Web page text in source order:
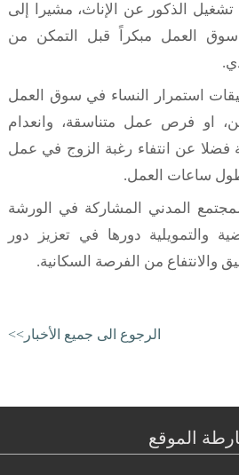
الذكور عن الإناث، مشيرا إلى
العمل مبكراً قبل التمكن من
استمرار النساء في سوق العمل
او فرص عمل متناسقة، وانعدام
فضلا عن انتفاء رغبة الزوج في عمل
ساعات العمل.
المدني المشاركة في الورشة
والتمويلية دورها في تعزيز دور
والانتفاع من الفرصة السكانية.
الرجوع الى جميع الأخبار>>
الموقع